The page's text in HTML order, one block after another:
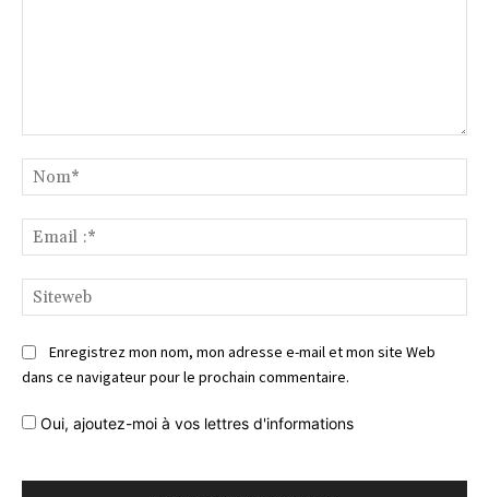
:*
Enregistrez mon nom, mon adresse e-mail et mon site Web
dans ce navigateur pour le prochain commentaire.
Oui, ajoutez-moi à vos lettres d'informations